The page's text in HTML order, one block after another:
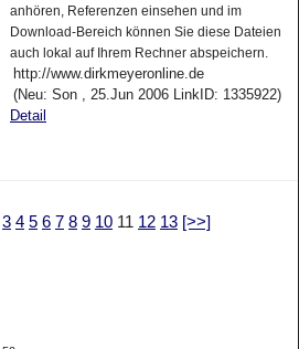
anhören, Referenzen einsehen und im
Download-Bereich können Sie diese Dateien
auch lokal auf Ihrem Rechner abspeichern.
http://www.dirkmeyeronline.de
(Neu: Son , 25.Jun 2006 LinkID: 1335922)
Detail
3 4 5 6 7 8 9 10 11 12 13 [>>]